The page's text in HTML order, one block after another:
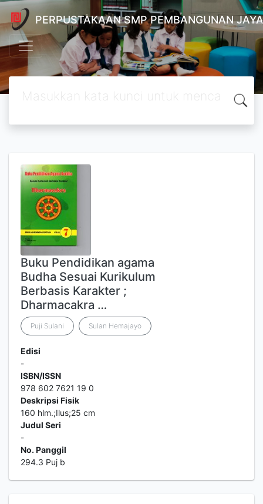
PERPUSTAKAAN SMP PEMBANGUNAN
Buku Pendidikan agama
Budha Sesuai Kurikulum
Berbasis Karakter ;
Dharmacakra …
Puji Sulani Sulan Hemajayo
Edisi
-
ISBN/ISSN
978 602 7621 19 0
Deskripsi Fisik
160 hlm.;Ilus;25 cm
Judul Seri
-
No. Panggil
294.3 Puj b